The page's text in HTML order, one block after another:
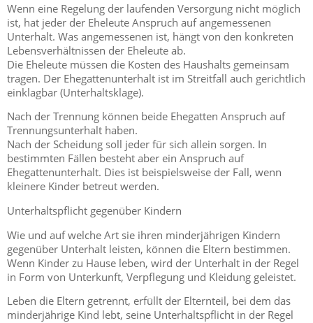
Wenn eine Regelung der laufenden Versorgung nicht möglich
ist, hat jeder der Eheleute Anspruch auf angemessenen
Unterhalt. Was angemessenen ist, hängt von den konkreten
Lebensverhältnissen der Eheleute ab.
Die Eheleute müssen die Kosten des Haushalts gemeinsam
tragen. Der Ehegattenunterhalt ist im Streitfall auch gerichtlich
einklagbar (Unterhaltsklage).
Nach der Trennung können beide Ehegatten Anspruch auf
Trennungsunterhalt haben.
Nach der Scheidung soll jeder für sich allein sorgen. In
bestimmten Fällen besteht aber ein Anspruch auf
Ehegattenunterhalt. Dies ist beispielsweise der Fall, wenn
kleinere Kinder betreut werden.
Unterhaltspflicht gegenüber Kindern
Wie und auf welche Art sie ihren minderjährigen Kindern
gegenüber Unterhalt leisten, können die Eltern bestimmen.
Wenn Kinder zu Hause leben, wird der Unterhalt in der Regel
in Form von Unterkunft, Verpflegung und Kleidung geleistet.
Leben die Eltern getrennt, erfüllt der Elternteil, bei dem das
minderjährige Kind lebt, seine Unterhaltspflicht in der Regel